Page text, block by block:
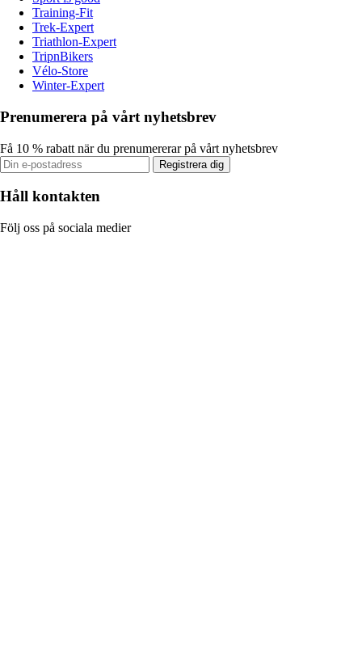
Training-Fit
Trek-Expert
Triathlon-Expert
TripnBikers
Vélo-Store
Winter-Expert
Prenumerera på vårt nyhetsbrev
Få 10 % rabatt när du prenumererar på vårt nyhetsbrev
Registrera dig
Håll kontakten
Följ oss på sociala medier